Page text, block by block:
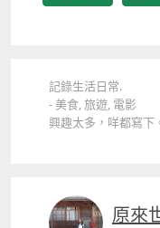
記錄生活日常.
- 美食, 旅遊, 電影
興趣太多，咩都寫下
原來